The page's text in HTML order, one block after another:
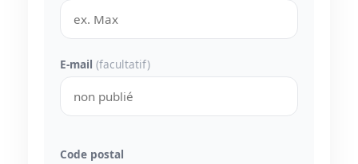
E-mail (facultatif)
Code postal